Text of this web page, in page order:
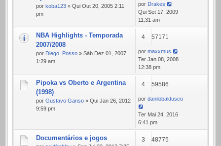
por koba123 » Qui Out 20, 2005 2:11
pm
por Drakes
Qui Set 17, 2009
11:31 am
NBA Highlights - Temporada
2007/2008
por Diego_Posso » Sáb Dez 01, 2007
1:29 am
4 57171
por maxxmus
Ter Jan 08, 2008
12:38 pm
Pipoka vs Oberto e Argentina
(1998)
por Gustavo Ganso » Qui Jan 26, 2012
9:59 pm
4 59586
por danilobaldusco
Ter Mai 24, 2016
6:41 pm
Documentários e jogos 3 48775